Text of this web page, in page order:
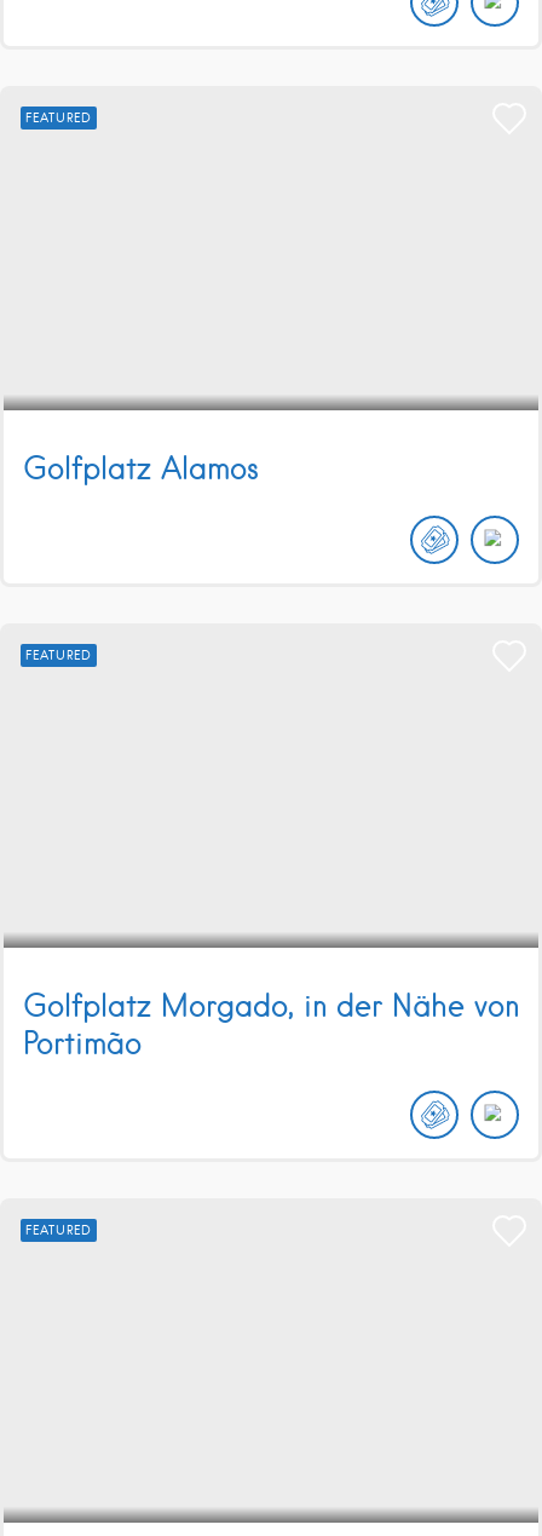
FEATURED
Golfplatz Alamos
FEATURED
Golfplatz Morgado, in der Nähe von
Portimão
FEATURED